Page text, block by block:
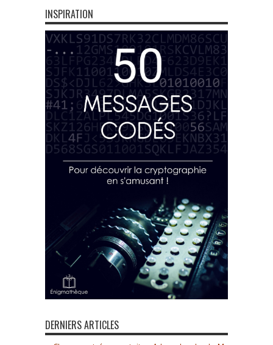
INSPIRATION
DERNIERS ARTICLES